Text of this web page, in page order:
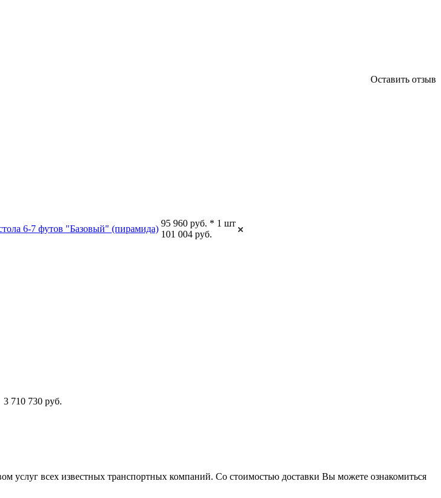
Оставить отзыв
6-7 футов "Базовый" (пирамида)
95 960 руб. * 1 шт
101 004 руб.
3 710 730 руб.
услуг всех известных транспортных компаний. Со стоимостью доставки Вы можете ознакомиться